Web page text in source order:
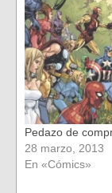
Pedazo de
28 marzo, 2013
En «Cómics»